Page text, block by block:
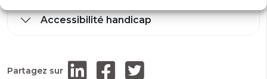
Accessibilité handicap
Partagez sur